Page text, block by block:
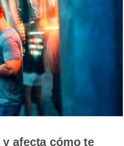
afecta cómo te